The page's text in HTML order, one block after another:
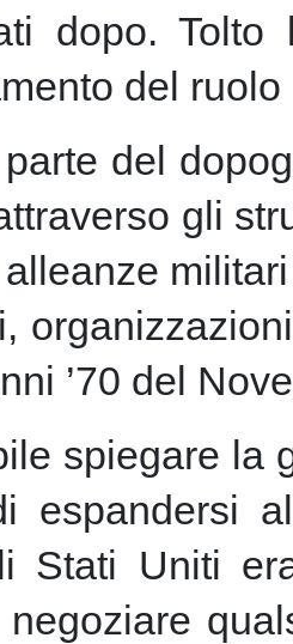
dopo.
del
del
gli
’70 del
spiegare la
espandersi
Stati Uniti